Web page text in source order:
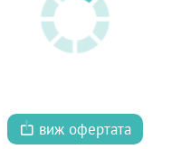
виж офертата